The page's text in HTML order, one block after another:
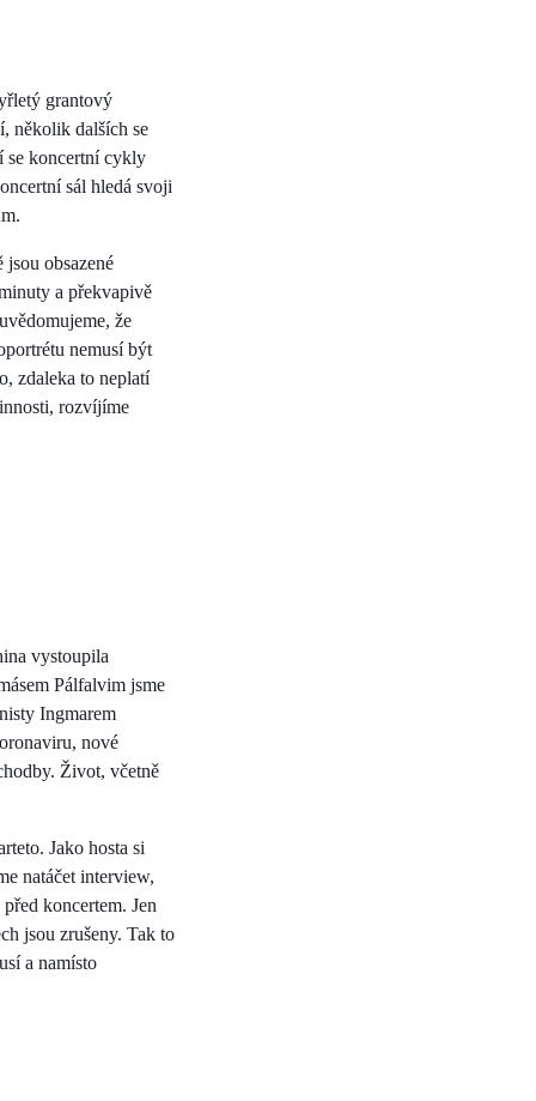
grantový
několik dalších se
se koncertní cykly
sál hledá svoji
obsazené
a překvapivě
že
nemusí být
zdaleka to neplatí
rozvíjíme
vystoupila
Pálfalvim jsme
Ingmarem
nové
Život, včetně
Jako hosta si
natáčet interview,
koncertem. Jen
jsou zrušeny. Tak to
a namísto